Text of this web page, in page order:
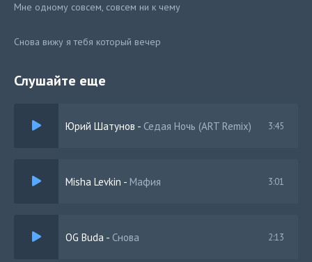
Мне одному совсем, совсем ни к чему
Снова вижу я тебя который вечер
Но с тобой не вместе, но с тобой не вместе
Будем мы и завтра и сейчас
Слушайте еще
Юрий Шатунов - Седая Ночь (ART Remix) 3:45
Misha Levkin - Мафия 3:01
OG Buda - Снова 2:13